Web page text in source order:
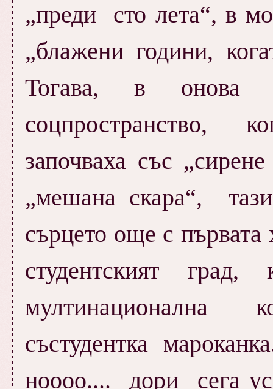
„преди сто лета“, в
„блажени години,
Тогава, в онова
соцпространство,
започваха със
„мешана скара“,
сърцето още с
студентският
състудентка
ноооо.... дори сега